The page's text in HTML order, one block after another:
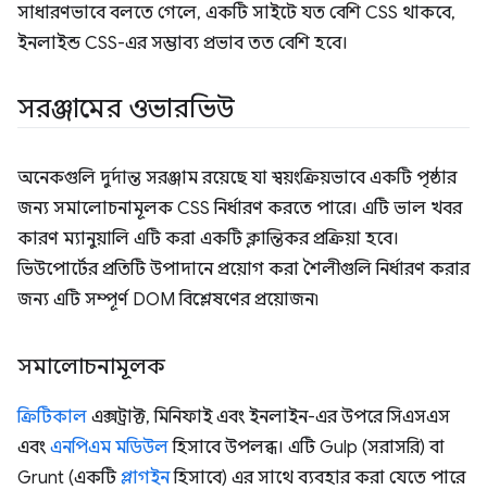
সাধারণভাবে বলতে গেলে, একটি সাইটে যত বেশি CSS থাকবে,
ইনলাইন্ড CSS-এর সম্ভাব্য প্রভাব তত বেশি হবে।
সরঞ্জামের ওভারভিউ
অনেকগুলি দুর্দান্ত সরঞ্জাম রয়েছে যা স্বয়ংক্রিয়ভাবে একটি পৃষ্ঠার
জন্য সমালোচনামূলক CSS নির্ধারণ করতে পারে। এটি ভাল খবর
কারণ ম্যানুয়ালি এটি করা একটি ক্লান্তিকর প্রক্রিয়া হবে।
ভিউপোর্টের প্রতিটি উপাদানে প্রয়োগ করা শৈলীগুলি নির্ধারণ করার
জন্য এটি সম্পূর্ণ DOM বিশ্লেষণের প্রয়োজন৷
সমালোচনামূলক
ক্রিটিকাল এক্সট্রাক্ট, মিনিফাই এবং ইনলাইন-এর উপরে সিএসএস
এবং এনপিএম মডিউলহিসাবে উপলব্ধ। এটি Gulp (সরাসরি) বা
Grunt (একটিপ্লাগইনহিসাবে) এর সাথে ব্যবহার করা যেতে পারে